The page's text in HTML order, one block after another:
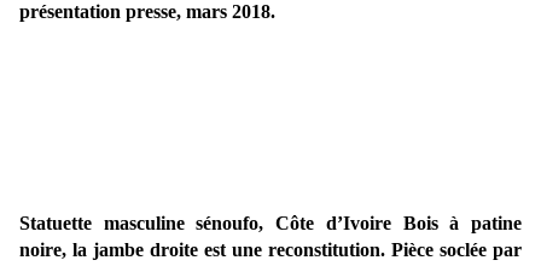
présentation presse, mars 2018.
Statuette masculine sénoufo, Côte d’Ivoire Bois à patine
noire, la jambe droite est une reconstitution. Pièce soclée par